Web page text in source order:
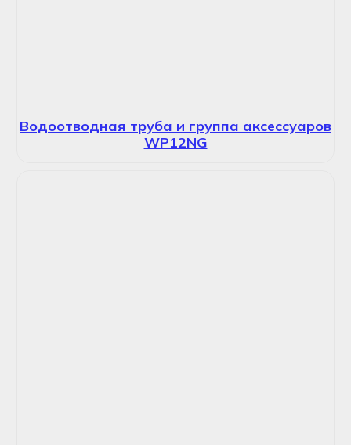
Водоотводная труба и группа аксессуаров
WP12NG